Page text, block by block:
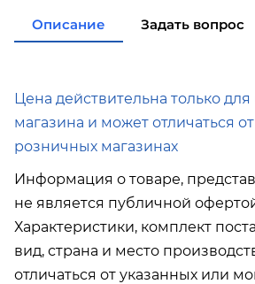
от 35 000р
в город Поронайск
Описание Задать вопрос
Цена действительна только
магазина и может отличаться
розничных магазинах
Информация о товаре,
не является публичной
Характеристики, комплект
вид, страна и место
отличаться от указанных или